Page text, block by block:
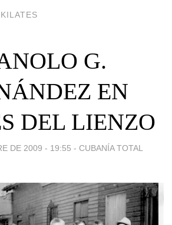
G.
EN
DEL LIENZO
DE 2009 - 19:55 - CUBANÍA TOTAL